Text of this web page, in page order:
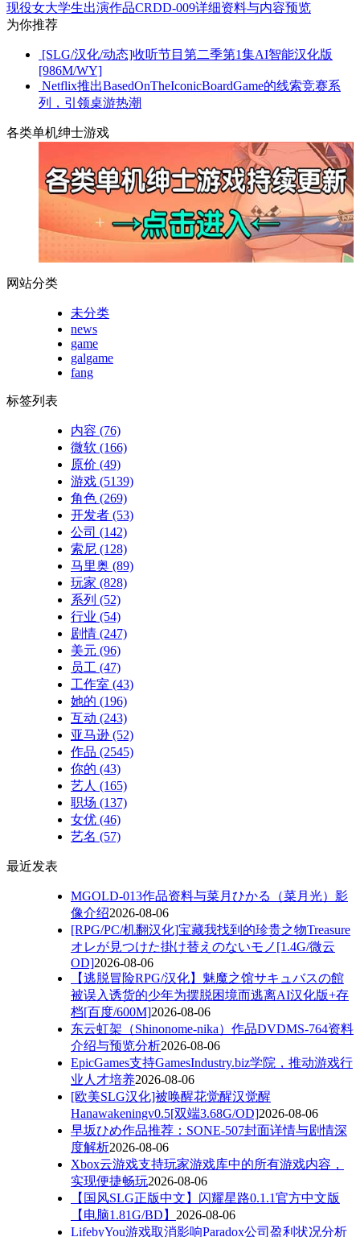
现役女大学生出演作品CRDD-009详细资料与内容预览
为你推荐
[SLG/汉化/动态]收听节目第二季第1集AI智能汉化版
[986M/WY]
Netflix推出BasedOnTheIconicBoardGame的线索竞赛系
列，引领桌游热潮
各类单机绅士游戏
网站分类
未分类
news
game
galgame
fang
标签列表
内容 (76)
微软 (166)
原价 (49)
游戏 (5139)
角色 (269)
开发者 (53)
公司 (142)
索尼 (128)
马里奥 (89)
玩家 (828)
系列 (52)
行业 (54)
剧情 (247)
美元 (96)
员工 (47)
工作室 (43)
她的 (196)
互动 (243)
亚马逊 (52)
作品 (2545)
你的 (43)
艺人 (165)
职场 (137)
女优 (46)
艺名 (57)
最近发表
MGOLD-013作品资料与菜月ひかる（菜月光）影
像介绍2026-08-06
[RPG/PC/机翻汉化]宝藏我找到的珍贵之物Treasure
オレが見つけた掛け替えのないモノ[1.4G/微云
OD]2026-08-06
【逃脱冒险RPG/汉化】魅魔之馆サキュバスの館
被误入诱货的少年为摆脱困境而逃离AI汉化版+存
档[百度/600M]2026-08-06
东云虹架（Shinonome-nika）作品DVDMS-764资料
介绍与预览分析2026-08-06
EpicGames支持GamesIndustry.biz学院，推动游戏行
业人才培养2026-08-06
[欧美SLG汉化]被唤醒花觉醒汉觉醒
Hanawakeningv0.5[双端3.68G/OD]2026-08-06
早坂ひめ作品推荐：SONE-507封面详情与剧情深
度解析2026-08-06
Xbox云游戏支持玩家游戏库中的所有游戏内容，
实现便捷畅玩2026-08-06
【国风SLG正版中文】闪耀星路0.1.1官方中文版
【电脑1.81G/BD】 2026-08-06
LifebyYou游戏取消影响Paradox公司盈利状况分析